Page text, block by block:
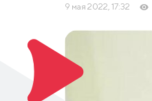
9 мая 2022, 17:32